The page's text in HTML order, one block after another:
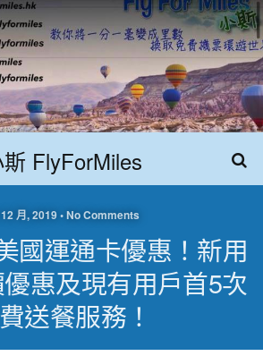
FlyForMiles
月, 2019 • No Comments
國運通卡優惠！新用
惠及現有用戶首5次
送餐服務！